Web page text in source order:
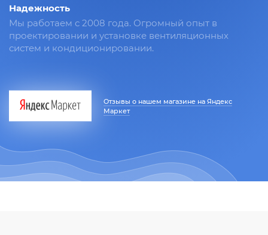
Надежность
Мы работаем с 2008 года. Огромный опыт в
проектировании и установке вентиляционных
систем и кондиционировании.
Отзывы о нашем магазине на Яндекс
Маркет